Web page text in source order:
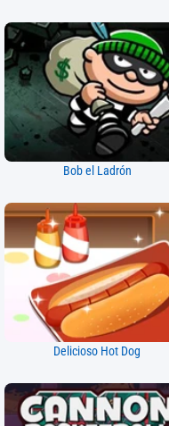
Bob el Ladrón
Delicioso Hot Dog